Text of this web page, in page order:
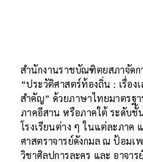
สำนักงานราชบัณฑิตยสภาจัดก
“ประวัติศาสตร์ท้องถิ่น : เรื่อง
สำคัญ” ด้วยภาษาไทยมาตรฐ
ภาคอีสาน หรือภาคใต้ ระดับ
โรงเรียนต่าง ๆ ในแต่ละภาค
ศาสตราจารย์ดังกมล ณ ป้อมเ
วิชาศิลปการละคร และ อาจาร